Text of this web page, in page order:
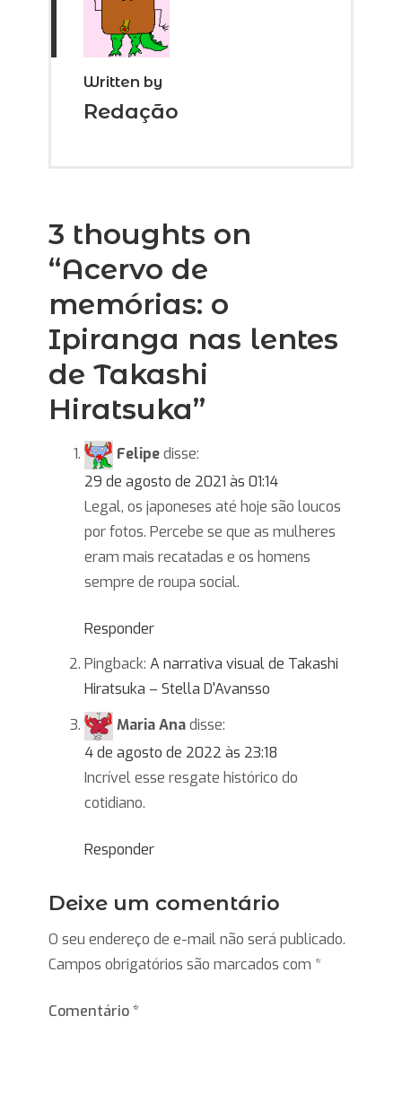
Written by
Redação
3 thoughts on
“Acervo de
memórias: o
Ipiranga nas lentes
de Takashi
Hiratsuka”
Felipedisse:
29 de agosto de 2021 às 01:14
Legal, os japoneses até hoje são loucos
por fotos. Percebe se que as mulheres
eram mais recatadas e os homens
sempre de roupa social.
Responder
Pingback: A narrativa visual de Takashi
Hiratsuka – Stella D'Avansso
Maria Anadisse:
4 de agosto de 2022 às 23:18
Incrível esse resgate histórico do
cotidiano.
Responder
Deixe um comentário
O seu endereço de e-mail não será publicado.
Campos obrigatórios são marcados com *
Comentário*